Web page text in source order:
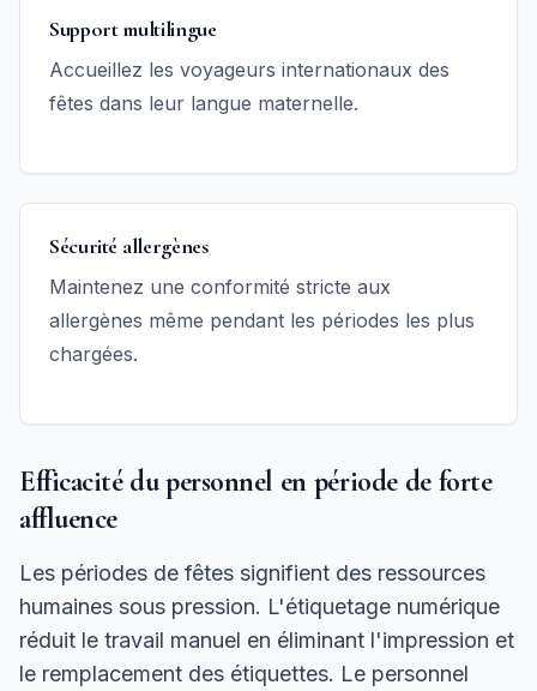
Support multilingue
Accueillez les voyageurs internationaux des
fêtes dans leur langue maternelle.
Sécurité allergènes
Maintenez une conformité stricte aux
allergènes même pendant les périodes les plus
chargées.
Efficacité du personnel en période de forte
affluence
Les périodes de fêtes signifient des ressources
humaines sous pression. L'étiquetage numérique
réduit le travail manuel en éliminant l'impression et
le remplacement des étiquettes. Le personnel